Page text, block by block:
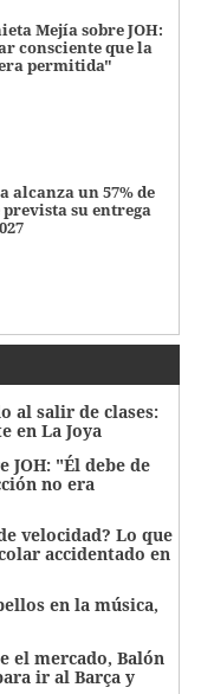
Mejía sobre JOH:
consciente que la
permitida"
alcanza un 57% de
su entrega
al salir de clases:
en La Joya
"Él debe de
no era
velocidad? Lo que
accidentado en
en la música,
el mercado, Balón
ir al Barça y